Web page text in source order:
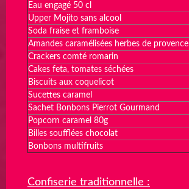
Eau engagé 50 cl
Upper Mojito sans alcool
Soda fraise et framboise
Amandes caramélisées herbes de provence
Crackers comté romarin
Cakes feta, tomates séchées
Biscuits aux coquelicot
Sucettes caramel
Sachet Bonbons Pierrot Gourmand
Popcorn caramel 80g
Billes soufflées chocolat
Bonbons multifruits
Confiserie traditionnelle :